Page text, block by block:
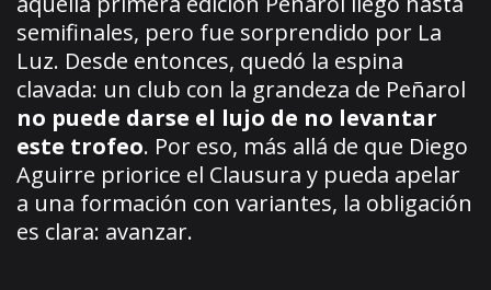
semifinales, pero fue sorprendido por La
Luz. Desde entonces, quedó la espina
clavada: un club con la grandeza de Peñarol
no puede darse el lujo de no levantar
este trofeo. Por eso, más allá de que Diego
Aguirre priorice el Clausura y pueda apelar
a una formación con variantes, la obligación
es clara: avanzar.